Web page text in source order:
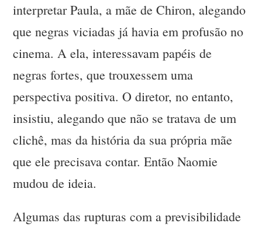
interpretar Paula, a mãe de Chiron, alegando
que negras viciadas já havia em profusão no
cinema. A ela, interessavam papéis de
negras fortes, que trouxessem uma
perspectiva positiva. O diretor, no entanto,
insistiu, alegando que não se tratava de um
clichê, mas da história da sua própria mãe
que ele precisava contar. Então Naomie
mudou de ideia.
Algumas das rupturas com a previsibilidade